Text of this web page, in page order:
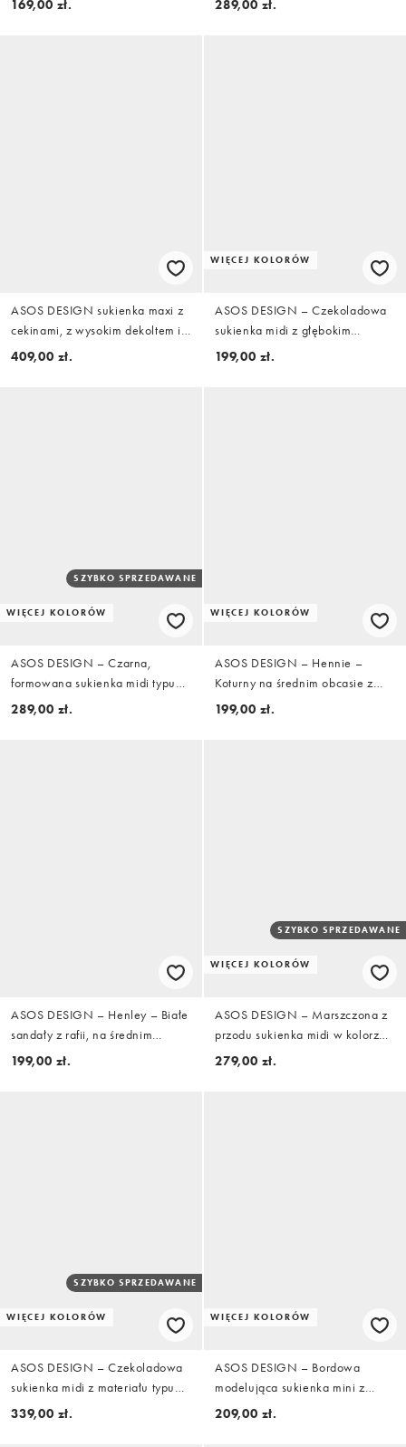
169,00 zł. 289,00 zł.
ASOS DESIGN sukienka maxi z
cekinami, z wysokim dekoltem i
odkrytymi plecami z wiązaniem
409,00 zł.
WIĘCEJ KOLORÓW
ASOS DESIGN – Czekoladowa
sukienka midi z głębokim
dekoltem i asymetryczną talią
199,00 zł.
WIĘCEJ KOLORÓW
SZYBKO SPRZEDAWANE
ASOS DESIGN – Czarna,
formowana sukienka midi typu
bodycon, z dekoltem bardot, z
289,00 zł.
WIĘCEJ KOLORÓW
ASOS DESIGN – Hennie –
Koturny na średnim obcasie z
dwoma przezroczystymi paskami
199,00 zł.
ASOS DESIGN – Henley – Białe
sandały z rafii, na średnim
obcasie i platformie
199,00 zł.
WIĘCEJ KOLORÓW
SZYBKO SPRZEDAWANE
ASOS DESIGN – Marszczona z
przodu sukienka midi w kolorze
khaki z usztywnianymi
279,00 zł.
WIĘCEJ KOLORÓW
SZYBKO SPRZEDAWANE
ASOS DESIGN – Czekoladowa
sukienka midi z materiału typu
nurek, z wyrazistym dekoltem
339,00 zł.
WIĘCEJ KOLORÓW
ASOS DESIGN – Bordowa
modelująca sukienka mini z
odsłoniętymi ramionami z
209,00 zł.